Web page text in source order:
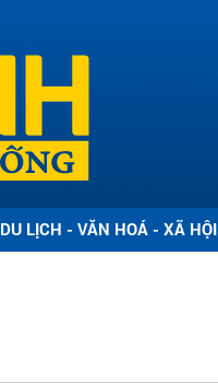
DU LỊCH - VĂN HOÁ - XÃ HỘI